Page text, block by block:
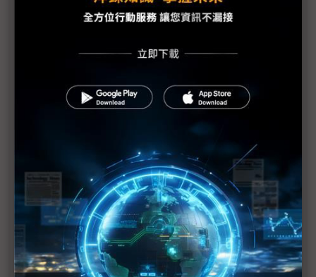
歐盟尚未批准貿易協議 川普：美國獨立日是最後期
受惠美國AI投資風潮 2025日企業績多創新高
週末新聞速寫：傳蘋果與英特爾達晶片代工協議｜任
天堂預告Switch 2漲價｜美歐貿易協議進入倒數
加拿大擬設中國電動車進口配額 比亞迪、Tesla恐面
臨進口限制